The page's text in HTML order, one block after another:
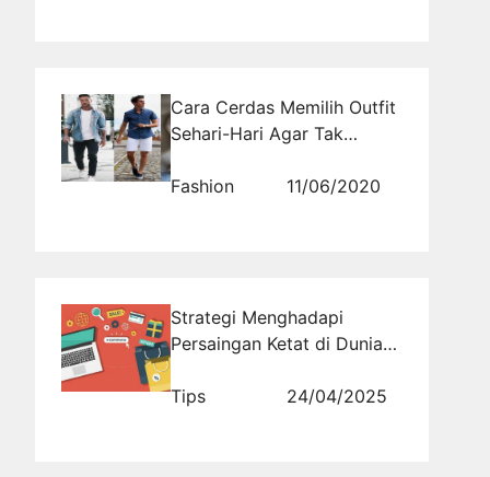
Cara Cerdas Memilih Outfit
Sehari-Hari Agar Tak
Dilihat
Fashion 11/06/2020
Strategi Menghadapi
Persaingan Ketat di Dunia
Tips
24/04/2025